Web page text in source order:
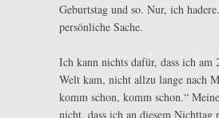
Geburtstag und so. Nur, ich
persönliche Sache.
Ich kann nichts dafür, dass ich am
Welt kam, nicht allzu lange nach
komm schon, komm schon.“
nicht, dass ich an diesem Nichttag